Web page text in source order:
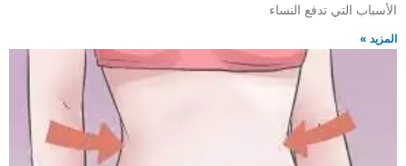
الأسباب التي تدفع النساء
المزيد »